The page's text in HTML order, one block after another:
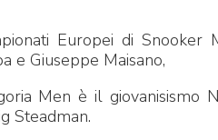
Europei di Snooker
e Giuseppe Maisano,
Men è il giovanisismo
Steadman.